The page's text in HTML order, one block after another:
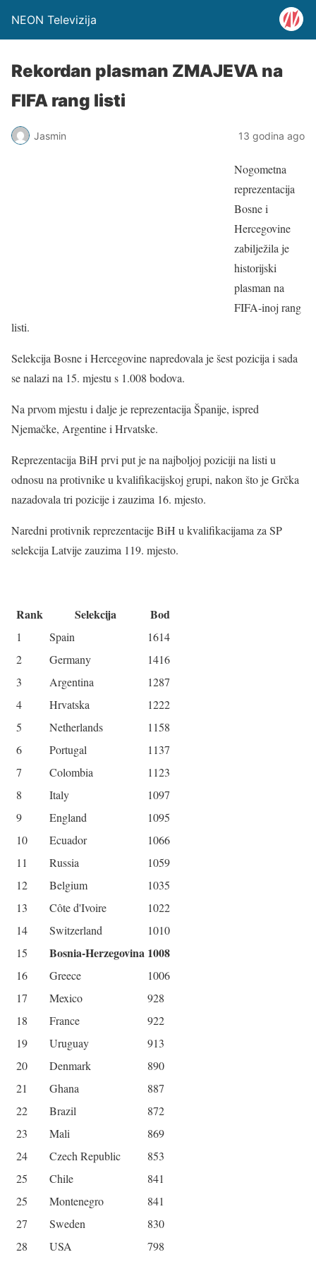
NEON Televizija
Rekordan plasman ZMAJEVA na
FIFA rang listi
Jasmin 13 godina ago
Nogometna
reprezentacija
Bosne i
Hercegovine
zabilježila je
historijski
plasman na
FIFA-inoj rang
listi.
Selekcija Bosne i Hercegovine napredovala je šest pozicija i sada
se nalazi na 15. mjestu s 1.008 bodova.
Na prvom mjestu i dalje je reprezentacija Španije, ispred
Njemačke, Argentine i Hrvatske.
Reprezentacija BiH prvi put je na najboljoj poziciji na listi u
odnosu na protivnike u kvalifikacijskoj grupi, nakon što je Grčka
nazadovala tri pozicije i zauzima 16. mjesto.
Naredni protivnik reprezentacije BiH u kvalifikacijama za SP
selekcija Latvije zauzima 119. mjesto.
Rank Selekcija Bod
1 Spain
1614
2
Germany
1416
3
Argentina
1287
4
Hrvatska
1222
5
Netherlands
1158
6
Portugal
1137
7
Colombia
1123
8
Italy
1097
9
England
1095
10
Ecuador
1066
11
Russia
1059
12
Belgium
1035
13
Côte d'Ivoire
1022
14
Switzerland
1010
15
Bosnia-Herzegovina 1008
16 Greece
1006
17
Mexico
928
18
France
922
19
Uruguay
913
20
Denmark
890
21
Ghana
887
22
Brazil
872
23
Mali
869
24
Czech Republic
853
25
Chile
841
25
Montenegro
841
27
Sweden
830
28
USA
798